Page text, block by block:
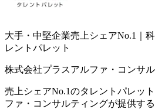
大手・中堅企業売上シェアNo.1｜
レントパレット
株式会社プラスアルファ・コンサ
売上シェアNo.1のタレントパレッ
ファ・コンサルティングが提供す